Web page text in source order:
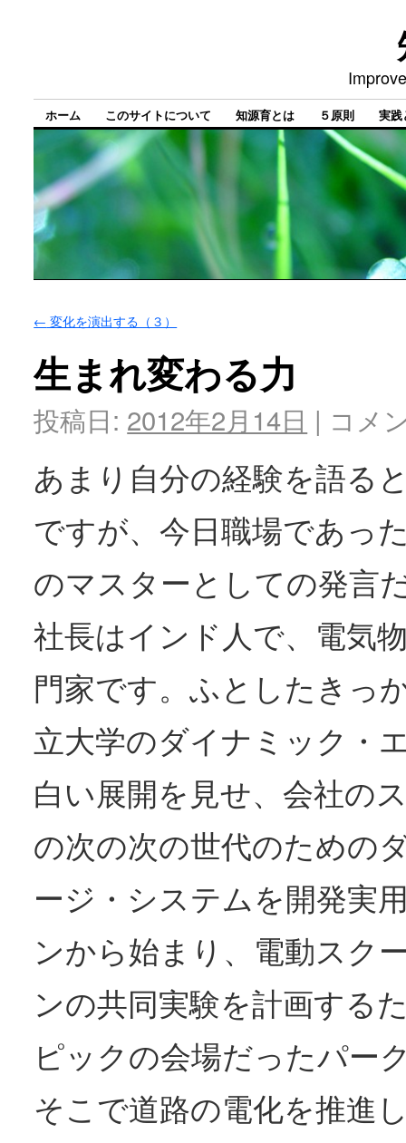
ホーム このサイトについて 知源育とは ５原則 実践
← 変化を演出する（３）
生まれ変わる力
投稿日: 2012年2月14日 | コメ
あまり自分の経験を語る
ですが、今日職場であっ
のマスターとしての発言
社長はインド人で、電気
門家です。ふとしたきっ
立大学のダイナミック・
白い展開を見せ、会社の
の次の次の世代のための
ージ・システムを開発実
ンから始まり、電動スク
ンの共同実験を計画する
ピックの会場だったパー
そこで道路の電化を推進